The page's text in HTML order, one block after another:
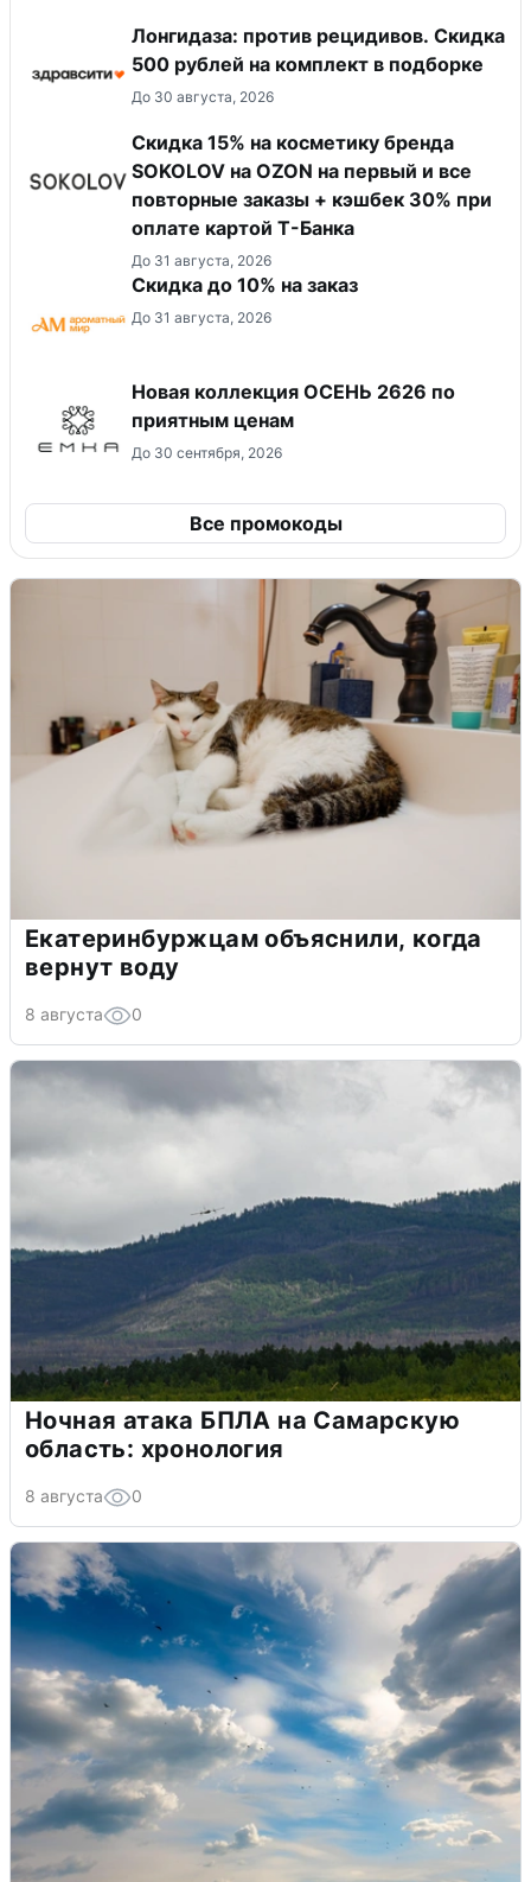
Лонгидаза: против рецидивов. Скидка
500 рублей на комплект в подборке
До 30 августа, 2026
Скидка 15% на косметику бренда
SOKOLOV на OZON на первый и все
повторные заказы + кэшбек 30% при
оплате картой Т-Банка
До 31 августа, 2026
Скидка до 10% на заказ
До 31 августа, 2026
Новая коллекция ОСЕНЬ 2626 по
приятным ценам
До 30 сентября, 2026
Все промокоды
Екатеринбуржцам объяснили, когда
вернут воду
8 августа 0
Ночная атака БПЛА на Самарскую
область: хронология
8 августа 0